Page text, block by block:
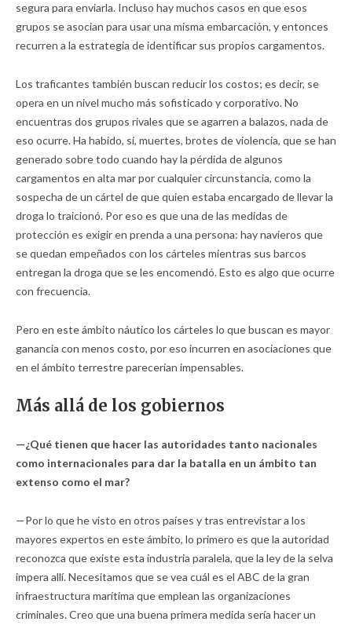
segura para enviarla. Incluso hay muchos casos en que esos
grupos se asocian para usar una misma embarcación, y entonces
recurren a la estrategia de identificar sus propios cargamentos.
Los traficantes también buscan reducir los costos; es decir, se
opera en un nivel mucho más sofisticado y corporativo. No
encuentras dos grupos rivales que se agarren a balazos, nada de
eso ocurre. Ha habido, sí, muertes, brotes de violencia, que se han
generado sobre todo cuando hay la pérdida de algunos
cargamentos en alta mar por cualquier circunstancia, como la
sospecha de un cártel de que quien estaba encargado de llevar la
droga lo traicionó. Por eso es que una de las medidas de
protección es exigir en prenda a una persona: hay navieros que
se quedan empeñados con los cárteles mientras sus barcos
entregan la droga que se les encomendó. Esto es algo que ocurre
con frecuencia.
Pero en este ámbito náutico los cárteles lo que buscan es mayor
ganancia con menos costo, por eso incurren en asociaciones que
en el ámbito terrestre parecerían impensables.
Más allá de los gobiernos
—¿Qué tienen que hacer las autoridades tanto nacionales
como internacionales para dar la batalla en un ámbito tan
extenso como el mar?
—Por lo que he visto en otros países y tras entrevistar a los
mayores expertos en este ámbito, lo primero es que la autoridad
reconozca que existe esta industria paralela, que la ley de la selva
impera allí. Necesitamos que se vea cuál es el ABC de la gran
infraestructura marítima que emplean las organizaciones
criminales. Creo que una buena primera medida sería hacer un